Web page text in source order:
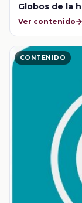
Globos de la
Ver contenido
CONTENIDO